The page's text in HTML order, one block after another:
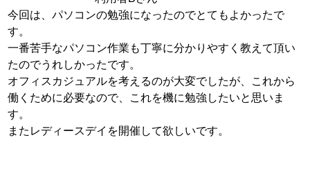
今回は、パソコンの勉強になったのでとてもよかったで
す。
一番苦手なパソコン作業も丁寧に分かりやすく教えて頂い
たのでうれしかったです。
オフィスカジュアルを考えるのが大変でしたが、これから
働くために必要なので、これを機に勉強したいと思いま
す。
またレディースデイを開催して欲しいです。